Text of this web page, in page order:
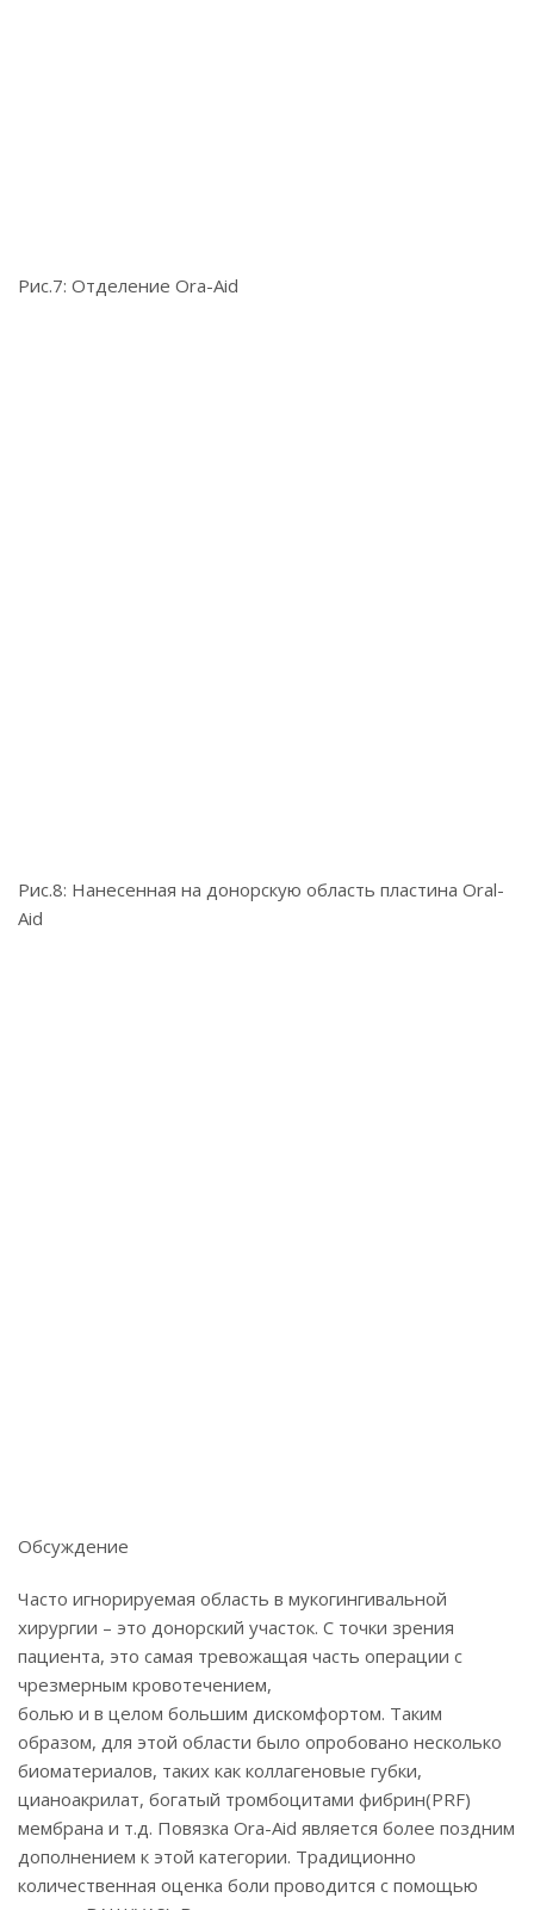
Рис.7: Отделение Ora-Aid
Рис.8: Нанесенная на донорскую область пластина Oral-
Aid
Обсуждение
Часто игнорируемая область в мукогингивальной
хирургии – это донорский участок. С точки зрения
пациента, это самая тревожащая часть операции с
чрезмерным кровотечением,
болью и в целом большим дискомфортом. Таким
образом, для этой области было опробовано несколько
биоматериалов, таких как коллагеновые губки,
цианоакрилат, богатый тромбоцитами фибрин(PRF)
мембрана и т.д. Повязка Ora-Aid является более поздним
дополнением к этой категории. Традиционно
количественная оценка боли проводится с помощью